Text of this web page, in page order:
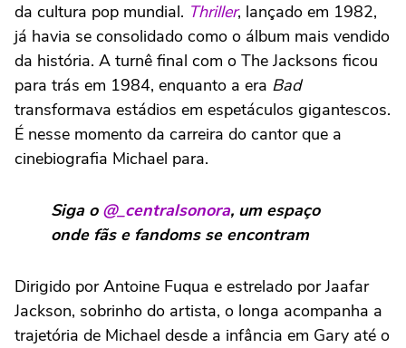
da cultura pop mundial. Thriller, lançado em 1982,
já havia se consolidado como o álbum mais vendido
da história. A turnê final com o The Jacksons ficou
para trás em 1984, enquanto a era Bad
transformava estádios em espetáculos gigantescos.
É nesse momento da carreira do cantor que a
cinebiografia Michael para.
Siga o @_centralsonora, um espaço
onde fãs e fandoms se encontram
Dirigido por Antoine Fuqua e estrelado por Jaafar
Jackson, sobrinho do artista, o longa acompanha a
trajetória de Michael desde a infância em Gary até o